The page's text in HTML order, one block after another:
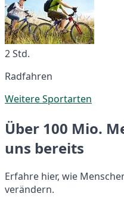
2 Std.
Radfahren
Weitere Sportarten
Über 100 Mio.
uns bereits
Erfahre hier, wie
verändern.